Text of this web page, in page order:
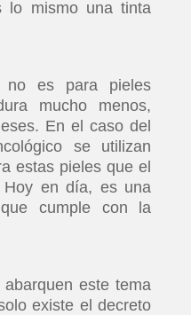
lo mismo una tinta
no es para pieles
mucho menos,
En el caso del
se utilizan
estas pieles que el
Hoy en día, es una
cumple con la
este tema
existe el decreto